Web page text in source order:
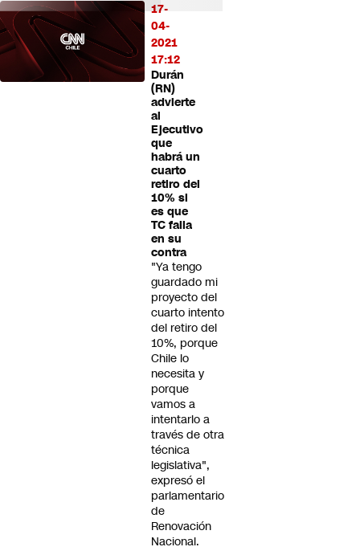
17-
04-
2021
17:12
Durán
(RN)
advierte
al
Ejecutivo
que
habrá un
cuarto
retiro del
10% si
es que
TC falla
en su
contra
"Ya tengo
guardado mi
proyecto del
cuarto intento
del retiro del
10%, porque
Chile lo
necesita y
porque
vamos a
intentarlo a
través de otra
técnica
legislativa",
expresó el
parlamentario
de
Renovación
Nacional.